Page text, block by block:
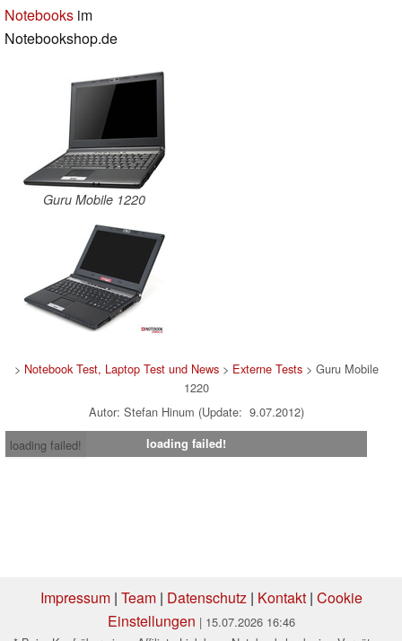
Notebooks im
Notebookshop.de
Guru Mobile 1220
> Notebook Test, Laptop Test und News > Externe Tests > Guru Mobile
1220
Autor: Stefan Hinum (Update: 9.07.2012)
loading failed!
loading failed!
Impressum| Team| Datenschutz| Kontakt| Cookie
Einstellungen | 15.07.2026 16:46